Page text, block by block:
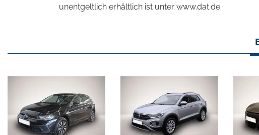
unentgeltlich erhältlich ist unter www.dat.de.